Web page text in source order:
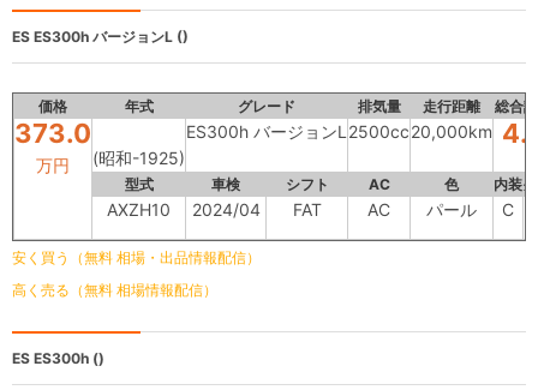
ES ES300h バージョンL ()
価格 年式 グレード 排気量 走行距離 総合
373.0
万円 (昭和-1925)
ES300h バージョンL 2500cc20,000km
型式 車検 シフト AC 色 内装
AXZH10 2024/04 FAT AC パール C
安く買う（無料 相場・出品情報配信）
高く売る（無料 相場情報配信）
ES ES300h ()